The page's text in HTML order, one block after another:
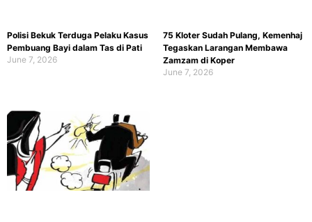
Polisi Bekuk Terduga Pelaku Kasus
Pembuang Bayi dalam Tas di Pati
June 7, 2026
75 Kloter Sudah Pulang, Kemenhaj
Tegaskan Larangan Membawa
Zamzam di Koper
June 7, 2026